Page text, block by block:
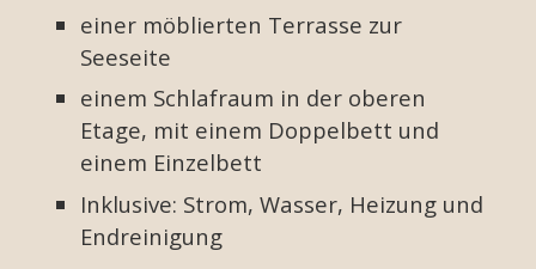
einer möblierten Terrasse zur
Seeseite
einem Schlafraum in der oberen
Etage, mit einem Doppelbett und
einem Einzelbett
Inklusive: Strom, Wasser, Heizung und
Endreinigung